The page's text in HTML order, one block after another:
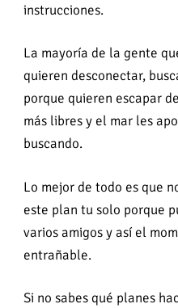
instrucciones.
La mayoría de la gente
quieren desconectar,
porque quieren escapar
más libres y el mar les
buscando.
Lo mejor de todo es que
este plan tu solo porque
varios amigos y así el
entrañable.
Si no sabes qué planes